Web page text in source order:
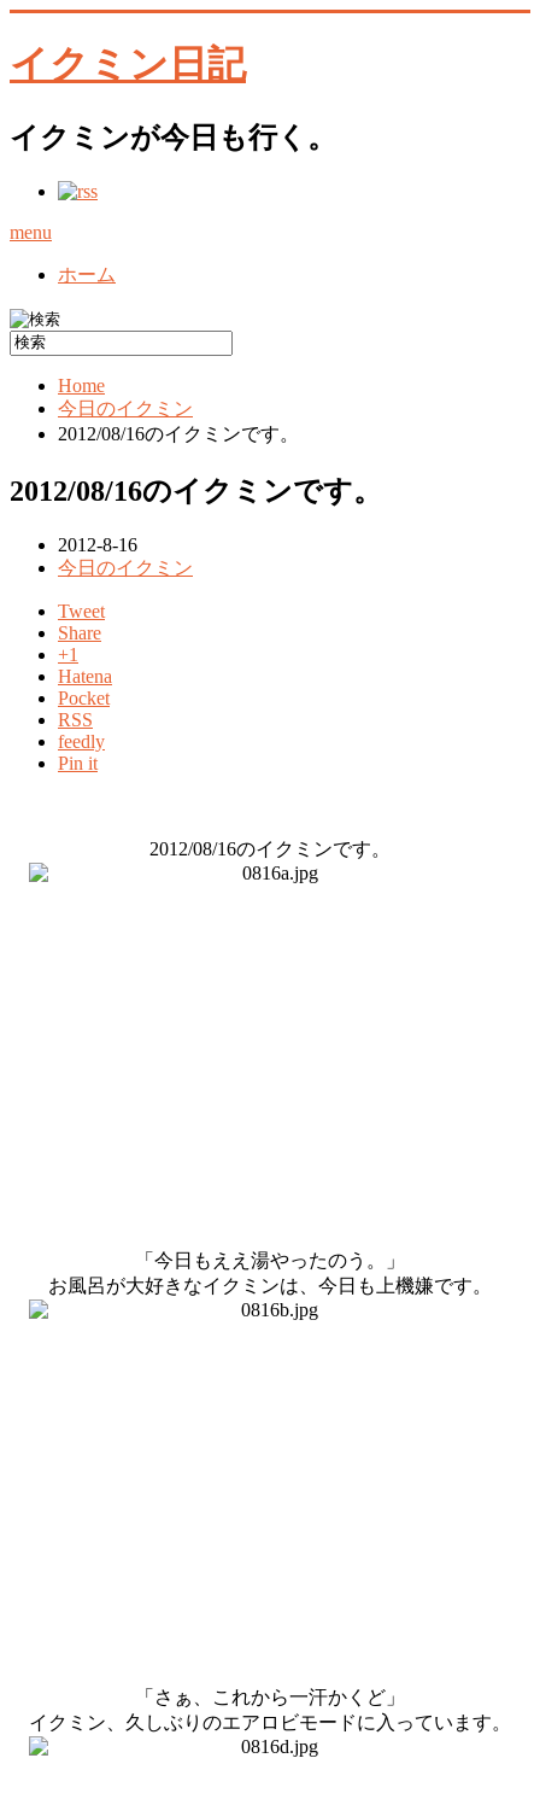
イクミン日記
イクミンが今日も行く。
menu
ホーム
Home
今日のイクミン
2012/08/16のイクミンです。
2012/08/16のイクミンです。
2012-8-16
今日のイクミン
Tweet
Share
+1
Hatena
Pocket
RSS
feedly
Pin it
2012/08/16のイクミンです。
「今日もええ湯やったのう。」
お風呂が大好きなイクミンは、今日も上機嫌です。
「さぁ、これから一汗かくど」
イクミン、久しぶりのエアロビモードに入っています。